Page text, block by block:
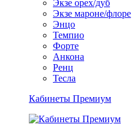
Экзе орех/дуб
Экзе мароне/флоре
Энцо
Темпио
Форте
Анкона
Ренц
Тесла
Кабинеты Премиум